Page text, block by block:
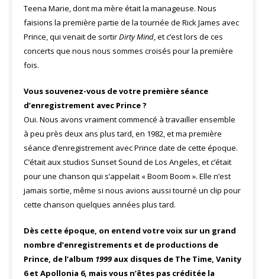
Teena Marie, dont ma mère était la manageuse. Nous
faisions la première partie de la tournée de Rick James avec
Prince, qui venait de sortirDirty Mind, et c’est lors de ces
concerts que nous nous sommes croisés pour la première
fois.
Vous souvenez-vous de votre première séance
d’enregistrement avec Prince ?
Oui. Nous avons vraiment commencé à travailler ensemble
à peu près deux ans plus tard, en 1982, et ma première
séance d’enregistrement avec Prince date de cette époque.
C’était aux studios Sunset Sound de Los Angeles, et c’était
pour une chanson qui s’appelait « Boom Boom ». Elle n’est
jamais sortie, même si nous avions aussi tourné un clip pour
cette chanson quelques années plus tard.
Dès cette époque, on entend votre voix sur un grand
nombre d’enregistrements et de productions de
Prince, de l’album 1999 aux disques de The Time, Vanity
6 et Apollonia 6, mais vous n’êtes pas créditée la